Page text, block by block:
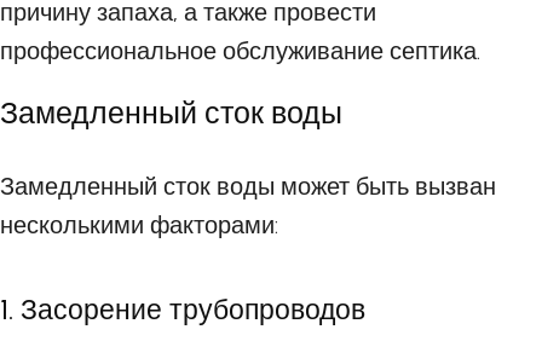
причину запаха, а также провести
профессиональное обслуживание септика.
Замедленный сток воды
Замедленный сток воды может быть вызван
несколькими факторами:
1. Засорение трубопроводов